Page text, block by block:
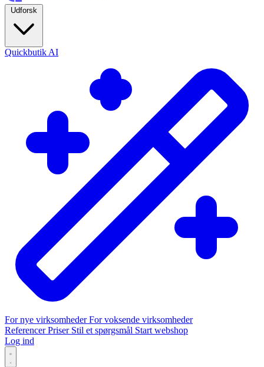
Quickbutik AI
For nye virksomhederFor voksende virksomheder
ReferencerPriser Stil et spørgsmål Start webshop
Log ind